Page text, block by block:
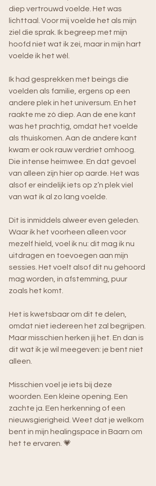
diep vertrouwd voelde. Het was
lichttaal. Voor mij voelde het als mijn
ziel die sprak. Ik begreep met mijn
hoofd niet wat ik zei, maar in mijn hart
voelde ik het wél.
Ik had gesprekken met beings die
voelden als familie, ergens op een
andere plek in het universum. En het
raakte me zó diep. Aan de ene kant
was het prachtig, omdat het voelde
als thuiskomen. Aan de andere kant
kwam er ook rauw verdriet omhoog.
Die intense heimwee. En dat gevoel
van alleen zijn hier op aarde. Het was
alsof er eindelijk iets op z’n plek viel
van wat ik al zo lang voelde.
Dit is inmiddels alweer even geleden.
Waar ik het voorheen alleen voor
mezelf hield, voel ik nu: dit mag ik nu
uitdragen en toevoegen aan mijn
sessies. Het voelt alsof dit nu gehoord
mag worden, in afstemming, puur
zoals het komt.
Het is kwetsbaar om dit te delen,
omdat niet iedereen het zal begrijpen.
Maar misschien herken jij het. En dan is
dit wat ik je wil meegeven: je bent niet
alleen.
Misschien voel je iets bij deze
woorden. Een kleine opening. Een
zachte ja. Een herkenning of een
nieuwsgierigheid. Weet dat je welkom
bent in mijn healingspace in Baarn om
het te ervaren. 💗